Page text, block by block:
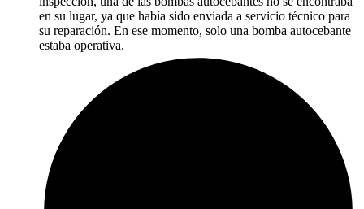
en su lugar, ya que había sido enviada a servicio técnico para
su reparación. En ese momento, solo una bomba autocebante
estaba operativa.